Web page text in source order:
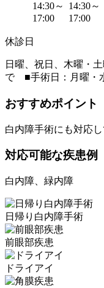
14:30～
17:00
14:30～
17:00
休診日
日曜、祝日、木曜・
で ■手術日：月曜・
おすすめポイント
白内障手術にも対応
対応可能な疾患例
白内障、緑内障
日帰り白内障手術
前眼部疾患
ドライアイ